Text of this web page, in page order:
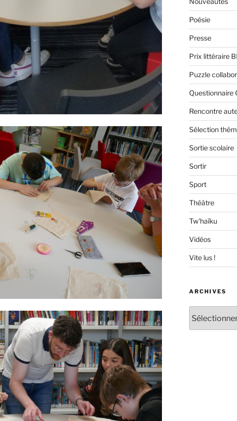
Poésie
Presse
Prix littéraire
Puzzle
Questionnaire
Rencontre
Sélection
Sortie scolaire
Sortir
Sport
Théâtre
Tw'haïku
Vidéos
Vite lus !
ARCHIVES